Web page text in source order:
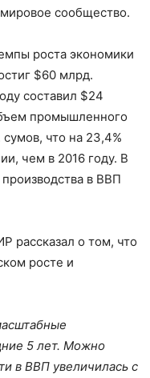
сообщество.
роста экономики
$60 млрд.
составил $24
промышленного
что на 23,4%
чем в 2016 году. В
в ВВП
рассказал о том, что
росте и
5 лет. Можно
в ВВП увеличилась с